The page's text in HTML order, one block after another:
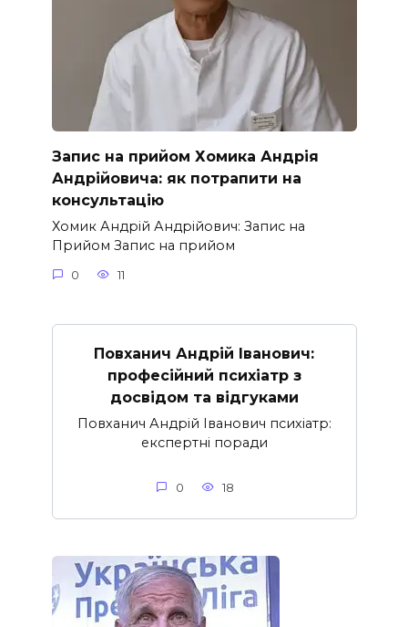
Запис на прийом Хомика Андрія
Андрійовича: як потрапити на
консультацію
Хомик Андрій Андрійович: Запис на
Прийом Запис на прийом
0 11
Повханич Андрій Іванович:
професійний психіатр з
досвідом та відгуками
Повханич Андрій Іванович психіатр:
експертні поради
0 18